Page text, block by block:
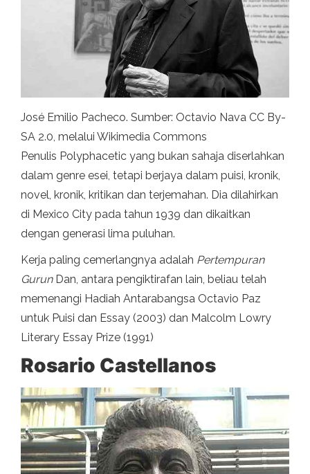
José Emilio Pacheco. Sumber: Octavio Nava CC By-
SA 2.0, melalui Wikimedia Commons
Penulis Polyphacetic yang bukan sahaja diserlahkan
dalam genre esei, tetapi berjaya dalam puisi, kronik,
novel, kronik, kritikan dan terjemahan. Dia dilahirkan
di Mexico City pada tahun 1939 dan dikaitkan
dengan generasi lima puluhan.
Kerja paling cemerlangnya adalah Pertempuran
GurunDan, antara pengiktirafan lain, beliau telah
memenangi Hadiah Antarabangsa Octavio Paz
untuk Puisi dan Essay (2003) dan Malcolm Lowry
Literary Essay Prize (1991)
Rosario Castellanos